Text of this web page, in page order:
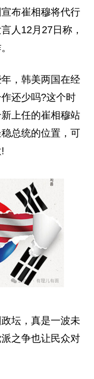
布崔相穆将代行
人12月27日称，
，韩美两国在经
还少吗?这个时
上任的崔相穆站
总统的位置，可
坛，真是一波未
之争也让民众对